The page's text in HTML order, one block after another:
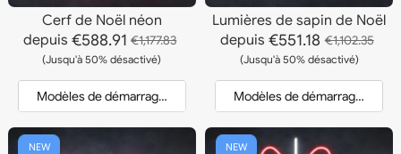
Cerf de Noël néon
depuis €588.91 €1,177.83
(Jusqu'à 50% désactivé)
Modèles de démarrage et devis
Lumières de sapin de Noël
depuis€551.18 €1,102.35
(Jusqu'à 50% désactivé)
Modèles de démarrage et
NEW NEW